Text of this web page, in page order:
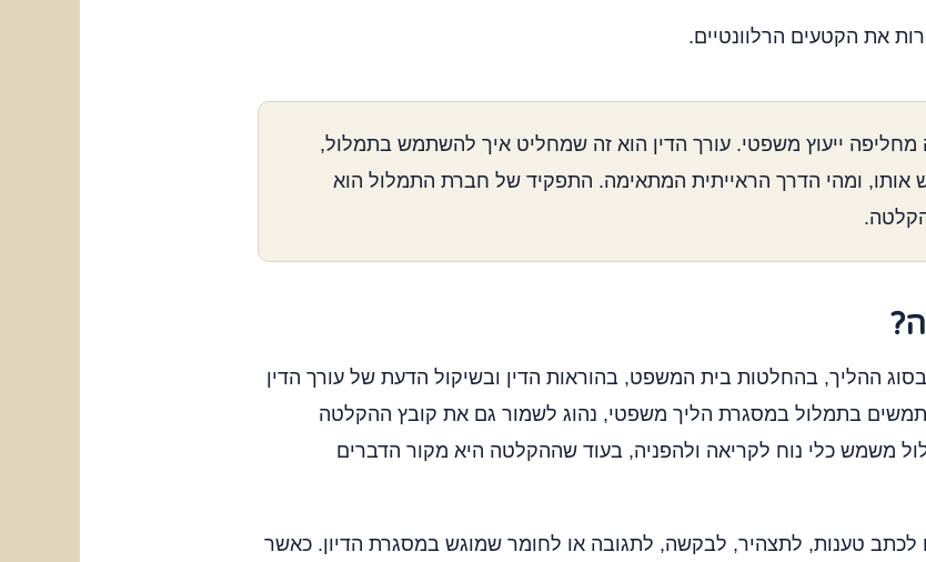
את הקטעים הרלוונטיים.
ייעוץ משפטי. עורך הדין הוא זה שמחליט איך להשתמש בתמלול,
אותו, ומהי הדרך הראייתית המתאימה. התפקיד של חברת התמלול הוא
ההליך, בהחלטות בית המשפט, בהוראות הדין ובשיקול הדעת של עורך הדין
בתמלול במסגרת הליך משפטי, נהוג לשמור גם את קובץ ההקלטה
משמש כלי נוח לקריאה ולהפניה, בעוד שההקלטה היא מקור הדברים
טענות, לתצהיר, לבקשה, לתגובה או לחומר שמוגש במסגרת הדיון. כאשר